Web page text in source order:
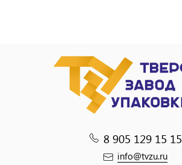
8 905 129 15 15
info@tvzu.ru